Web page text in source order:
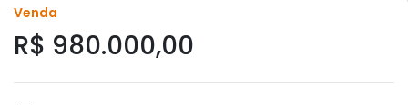
Venda
R$ 980.000,00